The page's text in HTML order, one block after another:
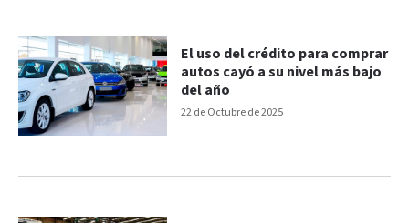
22 de Octubre de 2025
El uso del crédito para comprar
autos cayó a su nivel más bajo
del año